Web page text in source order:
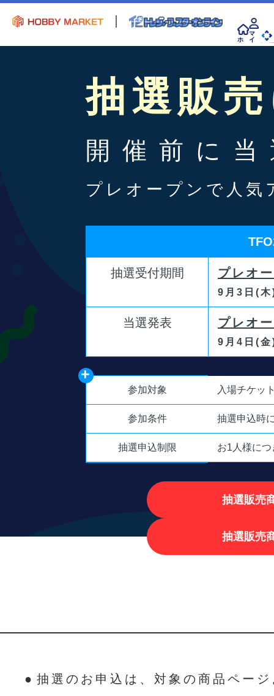
ホ
ー
マ
イ
ペ 会
抽選販
開催前に
プレオープンで人気
抽選受付期間 プレオ
9月3日(
当選発表 プレオ
9月4日(
参加対象 入場チケッ
参加条件 抽選申込時
抽選申込制限 お1人様に
抽選販売
抽選販売
抽選のお申込は、対象の商品ペー